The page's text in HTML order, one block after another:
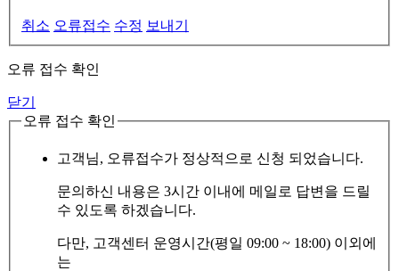
취소 오류접수 수정 보내기
오류 접수 확인
닫기
오류 접수 확인
고객님, 오류접수가 정상적으로 신청 되었습니다.
문의하신 내용은 3시간 이내에 메일로 답변을 드릴
수 있도록 하겠습니다.
다만, 고객센터 운영시간(평일 09:00 ~ 18:00) 이외에
는